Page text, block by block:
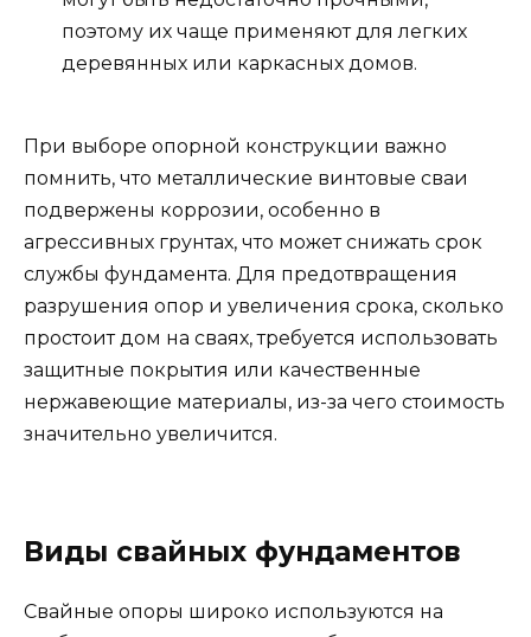
поэтому их чаще применяют для легких
деревянных или каркасных домов.
При выборе опорной конструкции важно
помнить, что металлические винтовые сваи
подвержены коррозии, особенно в
агрессивных грунтах, что может снижать срок
службы фундамента. Для предотвращения
разрушения опор и увеличения срока, сколько
простоит дом на сваях, требуется использовать
защитные покрытия или качественные
нержавеющие материалы, из-за чего стоимость
значительно увеличится.
Виды свайных фундаментов
Свайные опоры широко используются на